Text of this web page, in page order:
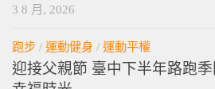
3 8 月, 2026
跑步 / 運動健身 / 運動平權
迎接父親節 臺中下半年路跑